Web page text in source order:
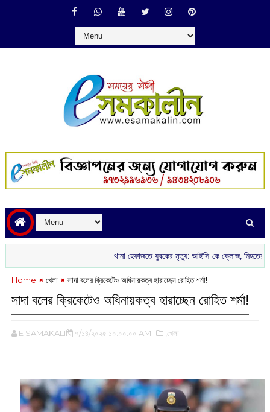
থানা হেফাজতে যুবকের মৃত্যু: আইসি-কে ক্লোজ, নিহতের পরিবারকে
Home খেলা সাদা বলের ক্রিকেটেও অধিনায়কত্ব হারাচ্ছেন রোহিত শর্মা!
সাদা বলের ক্রিকেটেও অধিনায়কত্ব হারাচ্ছেন রোহিত শর্মা!
E SAMAKALIN ৭/১৪/২০২৫ ১০:০০:০০ AM ,খেলা